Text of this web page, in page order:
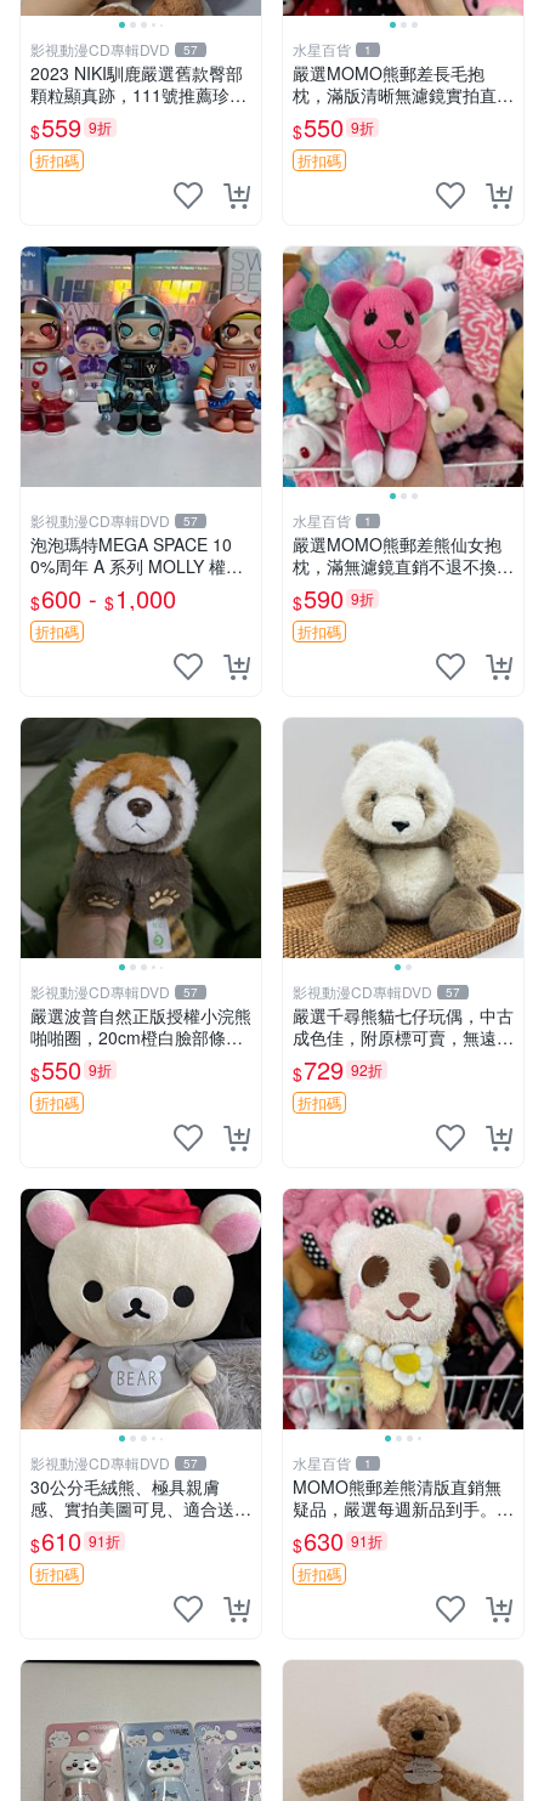
影視動漫CD專輯DVD 57
2023 NIKI馴鹿嚴選舊款臀部
顆粒顯真跡，111號推薦珍藏
品 馴鹿 舊款 尾巴顆粒
$559 9折
折扣碼
水星百貨 1
嚴選MOMO熊郵差長毛抱
枕，滿版清晰無濾鏡實拍直
銷。每周新品到貨，不容錯
過！ 郵差熊 長毛 抱枕
$550 9折
折扣碼
影視動漫CD專輯DVD 57
泡泡瑪特MEGA SPACE 10
0%周年 A 系列 MOLLY 權威
隱藏款 嚴選薄荷巧克力色 80
年代風味 權威推薦 合適收藏
$600 - $1,000
折扣碼
水星百貨 1
嚴選MOMO熊郵差熊仙女抱
枕，滿無濾鏡直銷不退不換
經典造型可愛必備 紅薯啵啵
間抱枕 抱枕 時尚
$590 9折
折扣碼
影視動漫CD專輯DVD 57
嚴選波普自然正版授權小浣熊
啪啪圈，20cm橙白臉部條紋
清晰，毛絨超萌贈品推薦。
小浣熊 波普 圈環
$550 9折
折扣碼
影視動漫CD專輯DVD 57
嚴選千尋熊貓七仔玩偶，中古
成色佳，附原標可賣，無遠方
一手送第二天即達 中古玩偶
熊貓七仔 千尋
$729 92折
折扣碼
影視動漫CD專輯DVD 57
30公分毛絨熊、極具親膚
感、實拍美圖可見、適合送禮
收藏 毛絨熊 送禮 熊抱
$610 91折
折扣碼
水星百貨 1
MOMO熊郵差熊清版直銷無
疑品，嚴選每週新品到手。紅
薯啵啵鮮果間 郵差熊 清版 紅
薯啵啵間
$630 91折
折扣碼